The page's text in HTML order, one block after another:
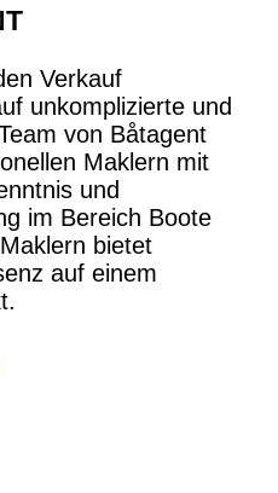
Verkauf
unkomplizierte und
von Båtagent
Maklern mit
und
im Bereich Boote
bietet
auf einem